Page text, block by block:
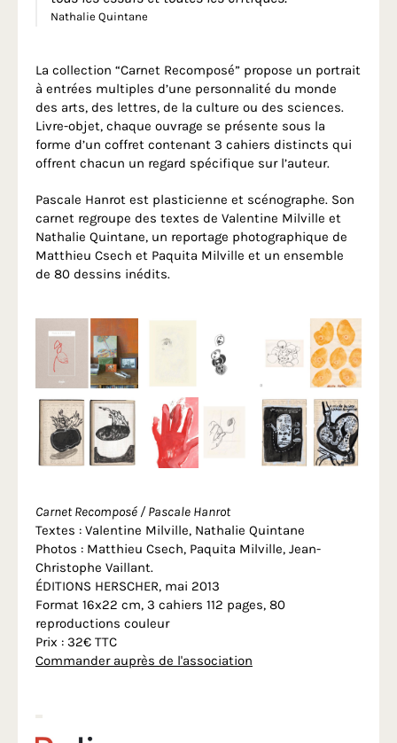
Nathalie Quintane
La collection “Carnet Recomposé” propose un portrait
à entrées multiples d’une personnalité du monde
des arts, des lettres, de la culture ou des sciences.
Livre-objet, chaque ouvrage se présente sous la
forme d’un coffret contenant 3 cahiers distincts qui
offrent chacun un regard spécifique sur l’auteur.
Pascale Hanrot est plasticienne et scénographe. Son
carnet regroupe des textes de Valentine Milville et
Nathalie Quintane, un reportage photographique de
Matthieu Csech et Paquita Milville et un ensemble
de 80 dessins inédits.
Carnet Recomposé / Pascale Hanrot
Textes : Valentine Milville, Nathalie Quintane
Photos : Matthieu Csech, Paquita Milville, Jean-
Christophe Vaillant.
ÉDITIONS HERSCHER, mai 2013
Format 16x22 cm, 3 cahiers 112 pages, 80
reproductions couleur
Prix : 32€ TTC
Commander auprès de l'association